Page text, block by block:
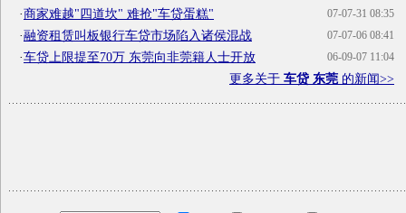
07-07-31 08:35
·商家难越"四道坎" 难抢"车贷蛋糕"
07-07-06 08:41
·融资租赁叫板银行车贷市场陷入诸侯混战
06-09-07 11:04
·车贷上限提至70万 东莞向非莞籍人士开放
更多关于 车贷 东莞 的新闻>>